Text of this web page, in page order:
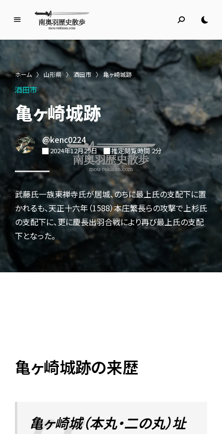
奥
羽
歴
史
散
歩
名所旧跡と館めぐり
ホーム 〉 山形県 〉 酒田市 〉 亀ヶ崎城跡
酒田市
亀ヶ崎城跡
@kenc0224
2024年12月29日 推定閲覧時間 2分
武藤氏一族東禅寺氏が居城、のちに最上氏の支配下に置
かれるも、天正十六年（1588）本庄繁長らの攻撃で上杉氏
の支配下に、更に慶長出羽合戦により再び最上氏の支配
下となった。
亀ヶ崎城跡の来歴
亀ヶ崎城（本丸・二の丸）址